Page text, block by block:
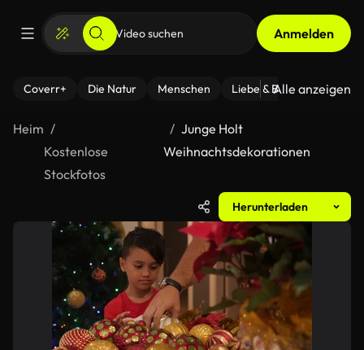
Anmelden
Coverr+ Die Natur Menschen Liebe & Beziehungen
Alle anzeigen
Heim
Kostenlose
Stockfotos
Junge Holt
Weihnachtsdekorationen
Herunterladen